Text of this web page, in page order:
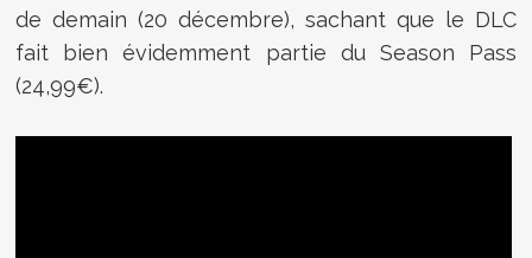
de demain (20 décembre), sachant que le DLC
fait bien évidemment partie du Season Pass
(24,99€).